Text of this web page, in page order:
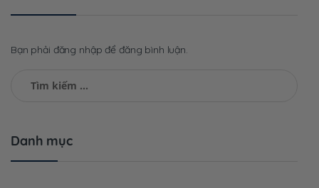
Bạn phải đăng nhập để đăng bình luận.
kiếm
Danh mục